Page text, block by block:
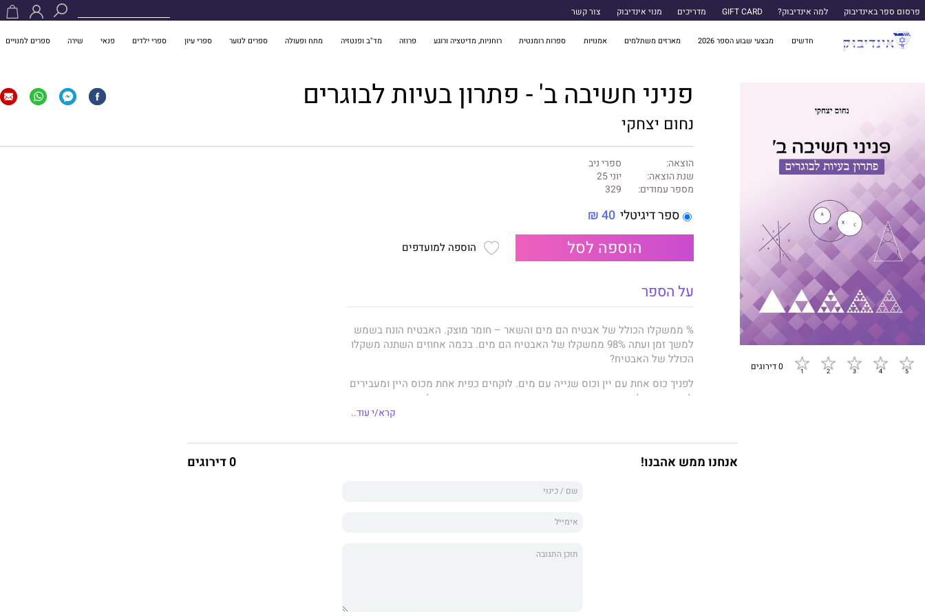
פרסום ספר באינדיבוק למה אינדיבוק? GIFT CARD מדריכים מנוי אינדיבוק צור קשר
חדשים מבצעי שבוע הספר 2026 מארזים משתלמים אמנויות ספרות רומנטית רוחניות, מדיטציה ורוגע פרוזה מד"ב ופנטזיה מתח ופעולה ספרים לנוער ספרי עיון ספרי ילדים פנאי שירה ספרים למנויים
0 דירוגים
פניני חשיבה ב' - פתרון בעיות לבוגרים
נחום יצחקי
הוצאה:
ספרי ניב
שנת הוצאה:
יוני 25
מספר עמודים:
329
ספר דיגיטלי 40 ₪
הוספה לסל הוספה למועדפים
על הספר
% ממשקלו הכולל של אבטיח הם מים והשאר – חומר מוצק. האבטיח הונח בשמש
למשך זמן ועתה 98% ממשקלו של האבטיח הם מים. בכמה אחוזים השתנה משקלו
הכולל של האבטיח?
לפניך כוס אחת עם יין וכוס שנייה עם מים. לוקחים כפית אחת מכוס היין ומעבירים
לכוס המים, לאחר מכן מעבירים כפית אחת מכוס המים בחזרה לכוס היין. האם יש
הארץ?
מדוע הדבורים בכוורת בונות את חלת הדבש בצורת תאים משושים?
המתמטיקה, הפיזיקה והפילוסופיה. הספר מכיל אוסף בעיות נבחר, יפה ומאתגר,
קרא/י עוד..
אנחנו ממש אהבנו! 0 דירוגים